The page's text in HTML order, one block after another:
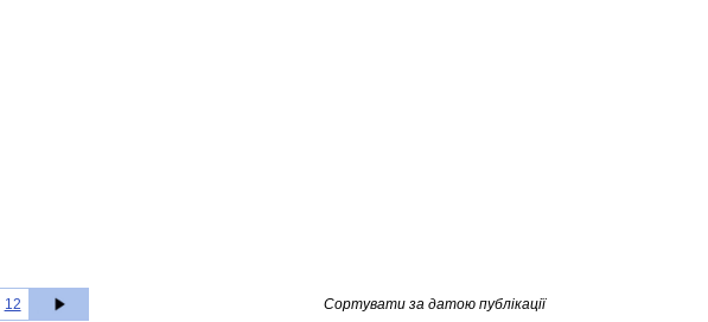
12 Сортувати за датою публікації